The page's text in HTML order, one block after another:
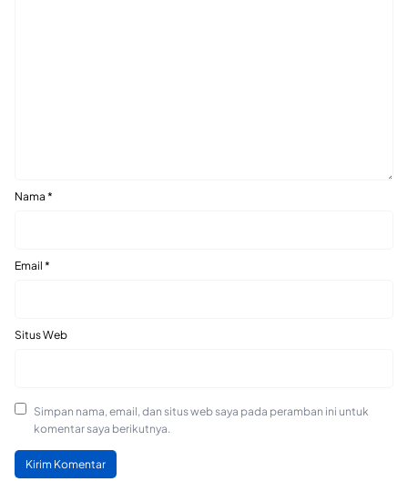
Nama *
Email *
Situs Web
Simpan nama, email, dan situs web saya pada peramban ini untuk
komentar saya berikutnya.